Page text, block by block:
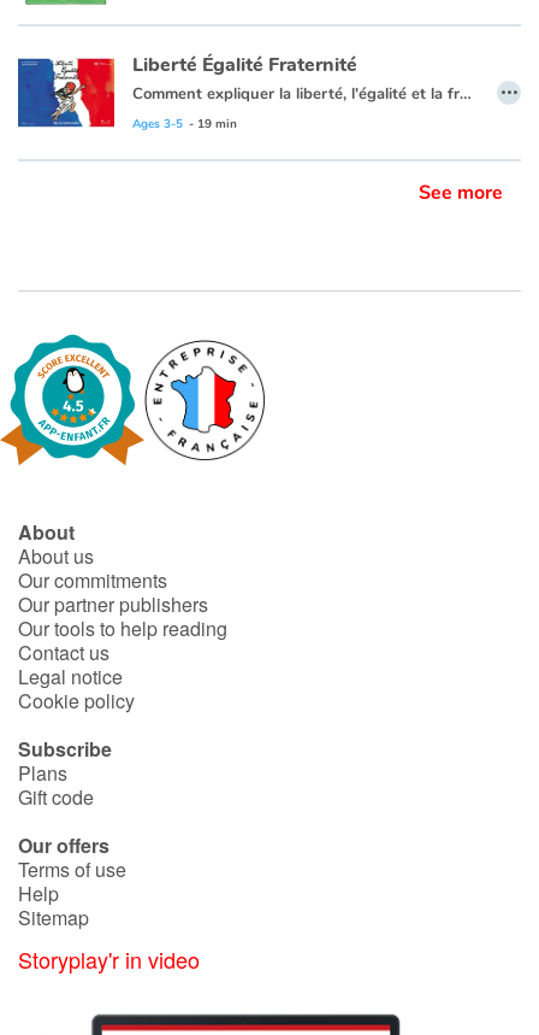
Liberté Égalité Fraternité
Comment expliquer la liberté, l'égalité et la fraternité aux très jeunes enfants ? Agnès Rosenstiehl, avec humour et simplicité, montre aux tout-petits ce que ces valeurs républicaines impliquent dans leurs jeux et leur vie quotidienne, parce que les petits citoyens deviendront grands !
Sur la notion de liberté et de respect, sur le droit pour tous, sur l'idée de partage, de tolérance, de solidarité, de fraternité.
" [...] excellent : accessible à tous les enfants, concret et parfaitement clair " - Nicolas Cadène, rapporteur général de l'Observatoire de la laïcité.
Ages 3-5 - 19 min
…
See more
About
About us
Our commitments
Our partner publishers
Our tools to help reading
Contact us
Legal notice
Cookie policy
Subscribe
Plans
Gift code
Our offers
Terms of use
Help
Sitemap
Storyplay'r in video